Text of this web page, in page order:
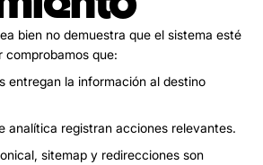
bien no demuestra que el sistema esté
comprobamos que:
entregan la información al destino
analítica registran acciones relevantes.
sitemap y redirecciones son